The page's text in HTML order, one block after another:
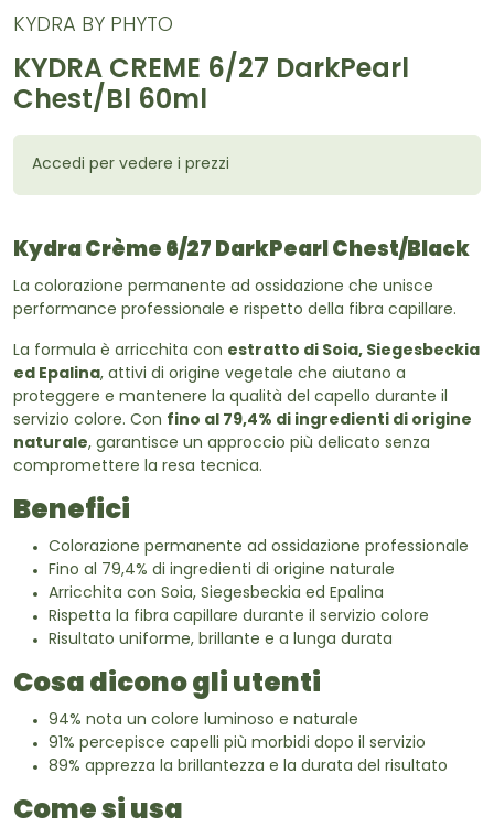
KYDRA BY PHYTO
KYDRA CREME 6/27 DarkPearl
Chest/Bl 60ml
Accedi per vedere i prezzi
Kydra Crème 6/27 DarkPearl Chest/Black
La colorazione permanente ad ossidazione che unisce
performance professionale e rispetto della fibra capillare.
La formula è arricchita con estratto di Soia, Siegesbeckia
ed Epalina, attivi di origine vegetale che aiutano a
proteggere e mantenere la qualità del capello durante il
servizio colore. Con fino al 79,4% di ingredienti di origine
naturale, garantisce un approccio più delicato senza
compromettere la resa tecnica.
Benefici
Colorazione permanente ad ossidazione professionale
Fino al 79,4% di ingredienti di origine naturale
Arricchita con Soia, Siegesbeckia ed Epalina
Rispetta la fibra capillare durante il servizio colore
Risultato uniforme, brillante e a lunga durata
Cosa dicono gli utenti
94% nota un colore luminoso e naturale
91% percepisce capelli più morbidi dopo il servizio
89% apprezza la brillantezza e la durata del risultato
Come si usa